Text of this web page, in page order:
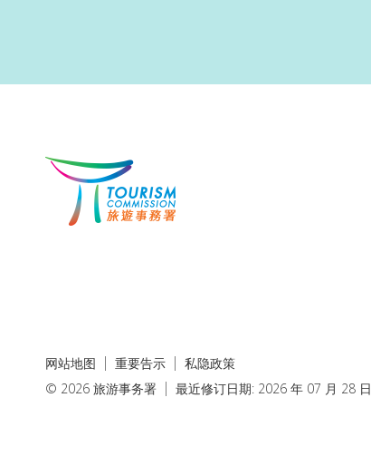
网站地图 重要告示
私隐政策
© 2026 旅游事务署
最近修订日期: 2026 年 07 月 28 日